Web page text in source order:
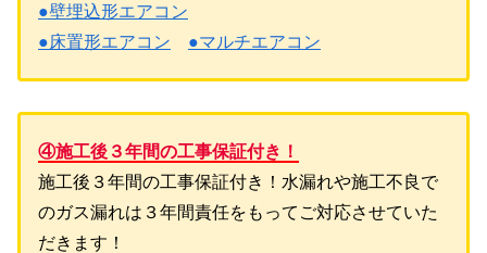
●壁埋込形エアコン
●床置形エアコン
●マルチエアコン
④施工後３年間の工事保証付き！
施工後３年間の工事保証付き！水漏れや施工不良で
のガス漏れは３年間責任をもってご対応させていた
だきます！